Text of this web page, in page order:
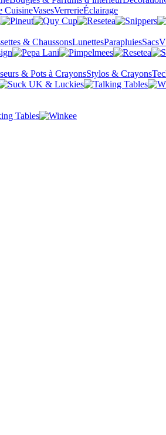
CuisineVasesVerrerieÉclairage
& ChaussonsLunettesParapluiesSacs
& Pots à CrayonsStylos & Crayons